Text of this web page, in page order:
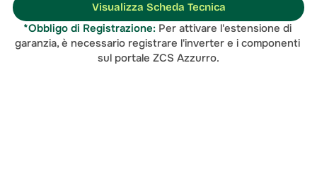
Visualizza Scheda Tecnica
*Obbligo di Registrazione: Per attivare l'estensione di
garanzia, è necessario registrare l'inverter e i componenti
sul portale ZCS Azzurro.